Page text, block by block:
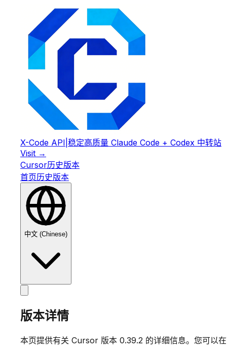
X-Code API 稳定高质量 Claude Code + Codex 中转站
Visit →
Cursor历史版本
首页历史版本
中文 (Chinese)
版本详情
本页提供有关 Cursor 版本 0.39.2 的详细信息。您可以